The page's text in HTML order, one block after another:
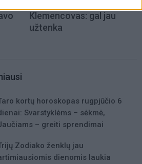
Klemencovas: gal jau
užtenka
kortų horoskopas rugpjūčio 6
Svarstyklėms – sėkmė,
– greiti sprendimai
Zodiako ženklų jau
dienomis laukia